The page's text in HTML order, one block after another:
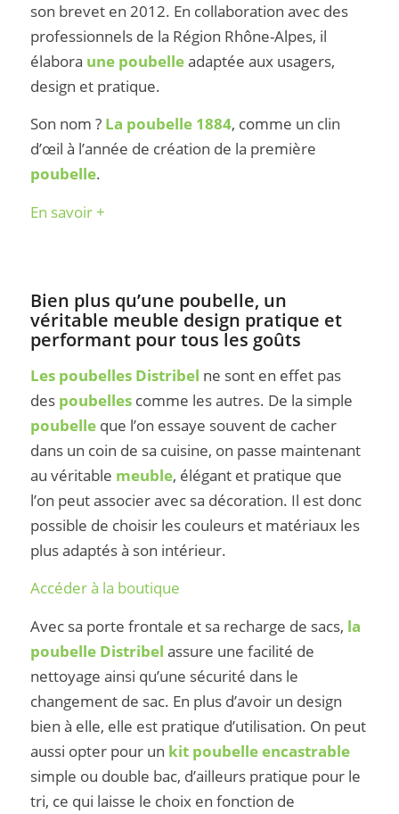
son brevet en 2012. En collaboration avec des
professionnels de la Région Rhône-Alpes, il
élabora une poubelleadaptée aux usagers,
design et pratique.
Son nom ? La poubelle 1884, comme un clin
d’œil à l’année de création de la première
poubelle.
En savoir +
Bien plus qu’une poubelle, un
véritable meuble design pratique et
performant pour tous les goûts
Les poubelles Distribel ne sont en effet pas
des poubellescomme les autres. De la simple
poubelle que l’on essaye souvent de cacher
dans un coin de sa cuisine, on passe maintenant
au véritable meuble, élégant et pratique que
l’on peut associer avec sa décoration. Il est donc
possible de choisir les couleurs et matériaux les
plus adaptés à son intérieur.
Accéder à la boutique
Avec sa porte frontale et sa recharge de sacs, la
poubelle Distribel assure une facilité de
nettoyage ainsi qu’une sécurité dans le
changement de sac. En plus d’avoir un design
bien à elle, elle est pratique d’utilisation. On peut
aussi opter pour un kit poubelle encastrable
simple ou double bac, d’ailleurs pratique pour le
tri, ce qui laisse le choix en fonction de